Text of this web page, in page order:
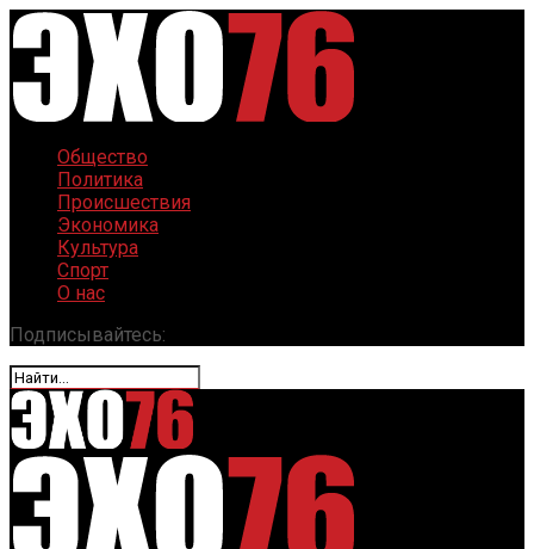
Общество
Политика
Происшествия
Экономика
Культура
Спорт
О нас
Подписывайтесь: